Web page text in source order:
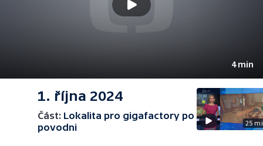
4 min
1. října 2024
Část: Lokalita pro gigafactory po
povodni
25